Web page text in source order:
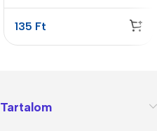
135 Ft
Tartalom